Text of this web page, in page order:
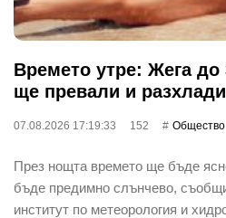
Времето утре: Жега до
ще превали и разхлади
07.08.2026 17:19:33 152 Общество
През нощта времето ще бъде
бъде предимно слънчево,
институт по метеорология и